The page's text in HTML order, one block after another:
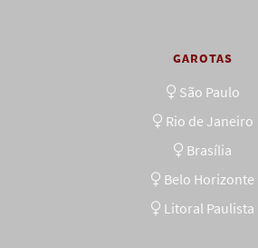
GAROTAS
São Paulo
Rio de Janeiro
Brasília
Belo Horizonte
Litoral Paulista